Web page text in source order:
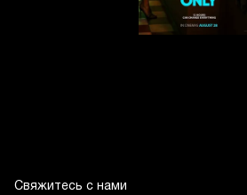
Свяжитесь с нами